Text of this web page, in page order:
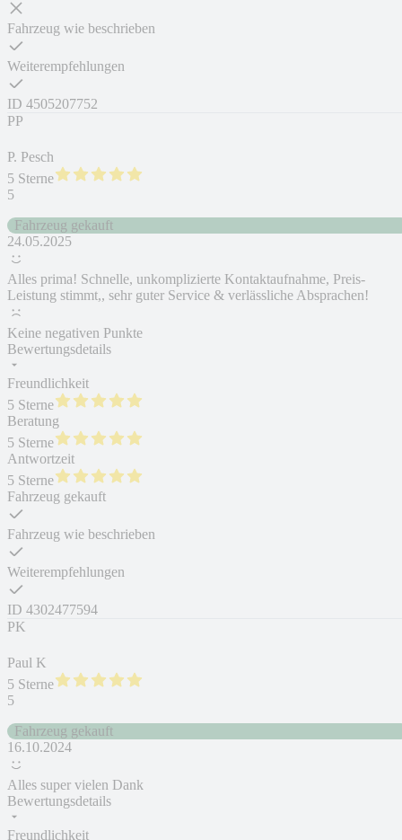
Fahrzeug wie beschrieben
Weiterempfehlungen
ID 4505207752
PP
P. Pesch
5 Sterne
5
Fahrzeug gekauft
24.05.2025
Alles prima! Schnelle, unkomplizierte Kontaktaufnahme, Preis-
Leistung stimmt,, sehr guter Service & verlässliche Absprachen!
Keine negativen Punkte
Bewertungsdetails
Freundlichkeit
5 Sterne
Beratung
5 Sterne
Antwortzeit
5 Sterne
Fahrzeug gekauft
Fahrzeug wie beschrieben
Weiterempfehlungen
ID 4302477594
PK
Paul K
5 Sterne
5
Fahrzeug gekauft
16.10.2024
Alles super vielen Dank
Bewertungsdetails
Freundlichkeit